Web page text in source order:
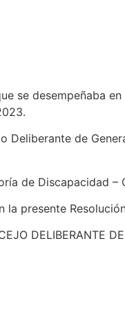
se desempeñaba
de
de Discapacidad –
la presente
DELIBERANTE